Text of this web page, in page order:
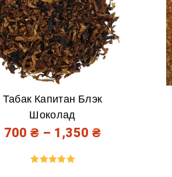
Табак Капитан Блэк
Шоколад
700₴ – 1,350 ₴